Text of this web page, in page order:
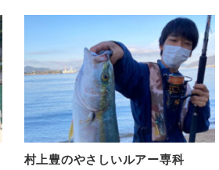
村上豊のやさしいルアー専科